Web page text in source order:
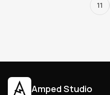
11
Amped Studio